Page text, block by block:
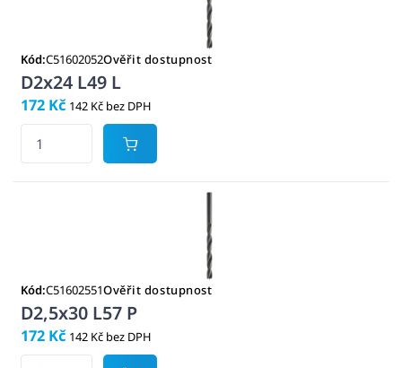
Kód:C51602052Ověřit dostupnost
D2x24 L49 L
172 Kč 142 Kč bez DPH
Kód:C51602551Ověřit dostupnost
D2,5x30 L57 P
172 Kč 142 Kč bez DPH